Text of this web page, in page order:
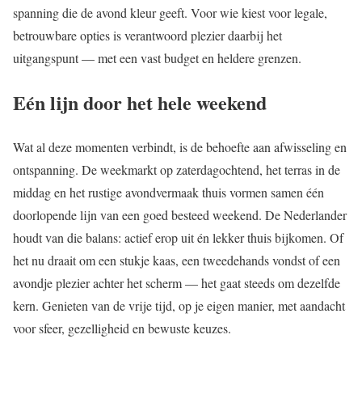
spanning die de avond kleur geeft. Voor wie kiest voor legale,
betrouwbare opties is verantwoord plezier daarbij het
uitgangspunt — met een vast budget en heldere grenzen.
Eén lijn door het hele weekend
Wat al deze momenten verbindt, is de behoefte aan afwisseling en
ontspanning. De weekmarkt op zaterdagochtend, het terras in de
middag en het rustige avondvermaak thuis vormen samen één
doorlopende lijn van een goed besteed weekend. De Nederlander
houdt van die balans: actief erop uit én lekker thuis bijkomen. Of
het nu draait om een stukje kaas, een tweedehands vondst of een
avondje plezier achter het scherm — het gaat steeds om dezelfde
kern. Genieten van de vrije tijd, op je eigen manier, met aandacht
voor sfeer, gezelligheid en bewuste keuzes.